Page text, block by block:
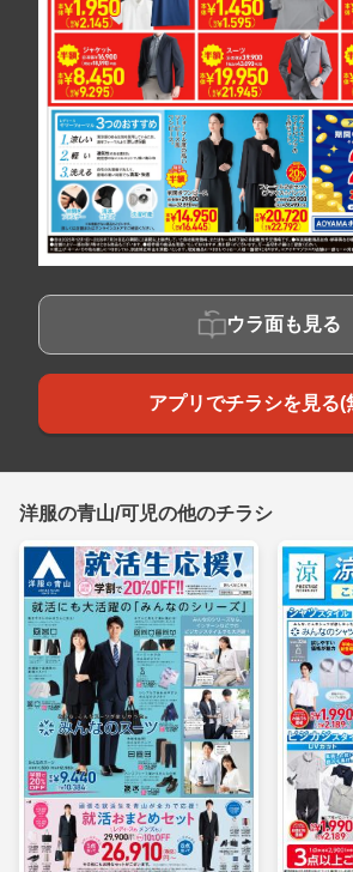
ウラ面も見る
アプリでチラシを見る(
洋服の青山/可児の他のチラシ